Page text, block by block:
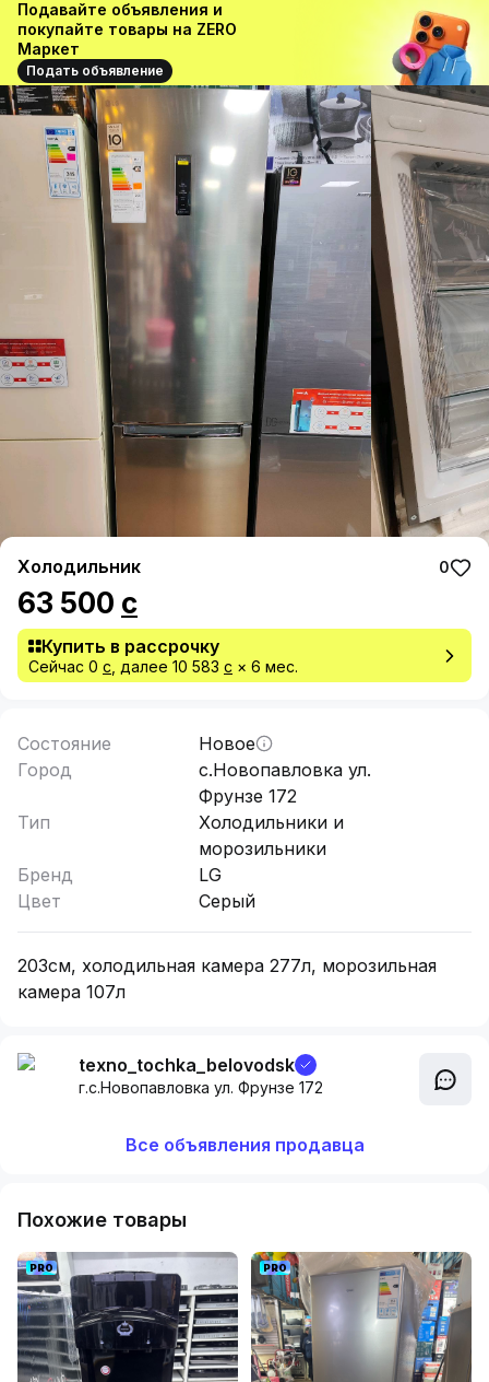
Подавайте объявления и
покупайте товары на ZERO
Маркет
Подать объявление
Холодильник 0
63 500 с
Купить в рассрочку
Сейчас 0 с , далее 10 583 с × 6 мес.
Состояние
Новое
Город
с.Новопавловка ул.
Фрунзе 172
Тип
Холодильники и
морозильники
Бренд
LG
Цвет
Серый
203см, холодильная камера 277л, морозильная
камера 107л
texno_tochka_belovodsk
г.с.Новопавловка ул. Фрунзе 172
Все объявления продавца
Похожие товары
PRO PRO